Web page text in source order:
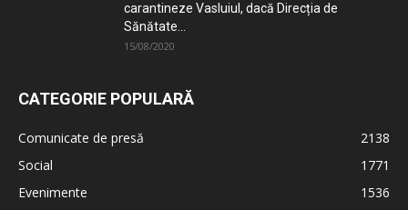
carantineze Vasluiul, dacă Direcția de
Sănătate...
15/08/2020
CATEGORIE POPULARĂ
Comunicate de presă
2138
Social
1771
Evenimente
1536